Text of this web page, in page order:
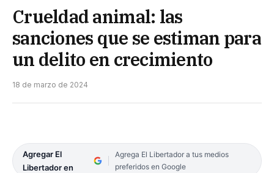
Crueldad animal: las
sanciones que se estiman para
un delito en crecimiento
18 de marzo de 2024
Agregar El
Libertador en
Agrega El Libertador a tus medios
preferidos en Google